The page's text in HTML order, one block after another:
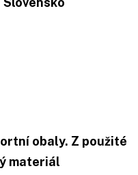
obaly. Z použité
materiál